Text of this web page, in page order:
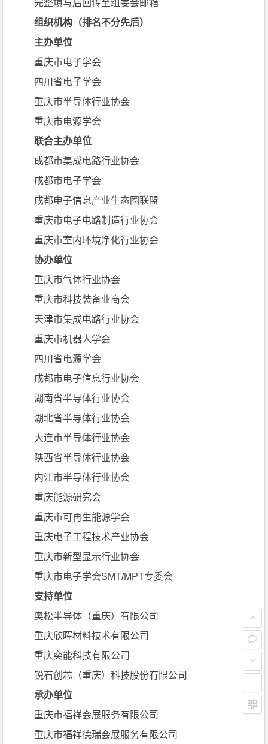
扫描上方二维码获取《组团参观回执表》
完整填写后回传至组委会邮箱
组织机构（排名不分先后）
主办单位
重庆市电子学会
四川省电子学会
重庆市半导体行业协会
重庆市电源学会
联合主办单位
成都市集成电路行业协会
成都市电子学会
成都电子信息产业生态圈联盟
重庆市电子电路制造行业协会
重庆市室内环境净化行业协会
协办单位
重庆市气体行业协会
重庆市科技装备业商会
天津市集成电路行业协会
重庆市机器人学会
四川省电源学会
成都市电子信息行业协会
湖南省半导体行业协会
湖北省半导体行业协会
大连市半导体行业协会
陕西省半导体行业协会
内江市半导体行业协会
重庆能源研究会
重庆市可再生能源学会
重庆电子工程技术产业协会
重庆市新型显示行业协会
重庆市电子学会SMT/MPT专委会
支持单位
奥松半导体（重庆）有限公司